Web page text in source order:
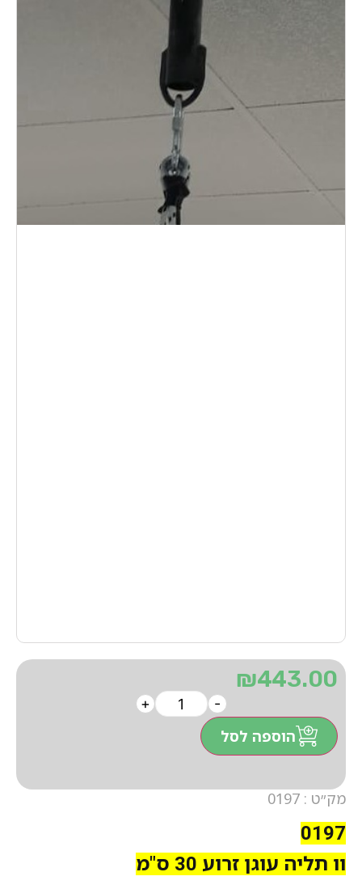
מק״ט : 0197
0197
וו תליה עוגן זרוע 30 ס"מ
₪443.00
-
+
הוספה לסל